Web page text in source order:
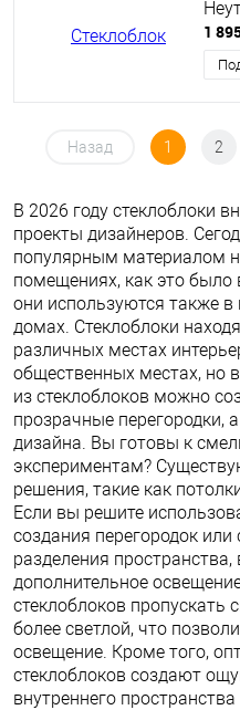
1
Назад 1 2
В 2026 году стеклоблоки
проекты дизайнеров.
популярным материалом
помещениях, как это было
они используются также в
домах. Стеклоблоки
различных местах
общественных местах, но
из стеклоблоков можно
прозрачные перегородки,
дизайна. Вы готовы к
экспериментам?
решения, такие как
Если вы решите
создания перегородок
разделения
дополнительное
стеклоблоков пропускать
более светлой, что
освещение. Кроме того,
стеклоблоков создают
внутреннего